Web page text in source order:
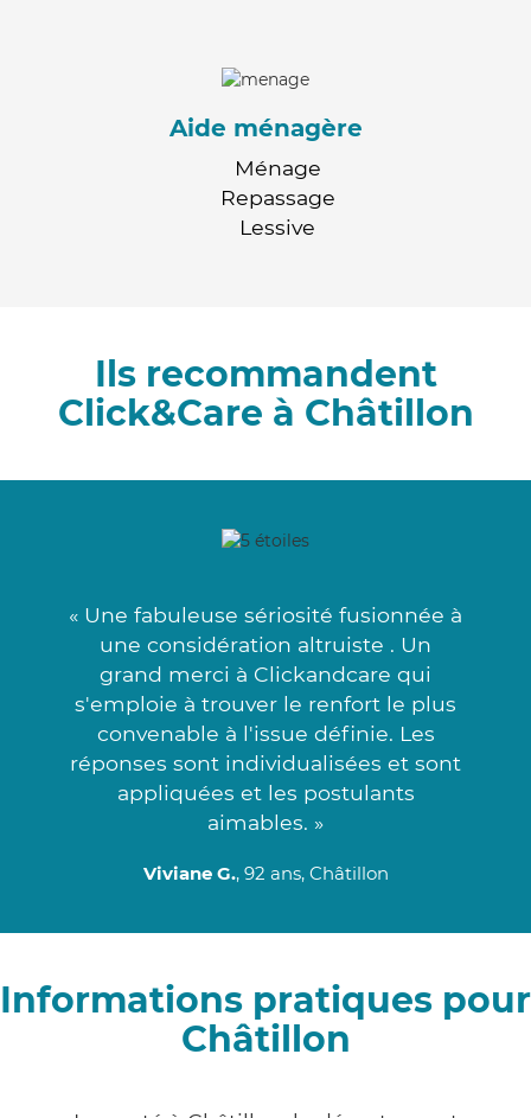
Aide ménagère
Ménage
Repassage
Lessive
Ils recommandent
Click&Care à Châtillon
« Une fabuleuse sériosité fusionnée à
une considération altruiste . Un
grand merci à Clickandcare qui
s'emploie à trouver le renfort le plus
convenable à l'issue définie. Les
réponses sont individualisées et sont
appliquées et les postulants
aimables. »
Viviane G., 92 ans, Châtillon
Informations pratiques pour
Châtillon